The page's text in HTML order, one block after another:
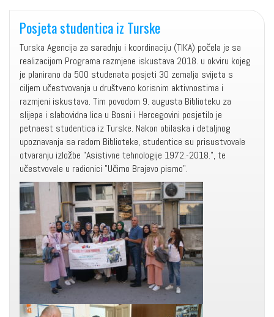
Posjeta studentica iz Turske
Turska Agencija za saradnju i koordinaciju (TIKA) počela je sa
realizacijom Programa razmjene iskustava 2018. u okviru kojeg
je planirano da 500 studenata posjeti 30 zemalja svijeta s
ciljem učestvovanja u društveno korisnim aktivnostima i
razmjeni iskustava. Tim povodom 9. augusta Biblioteku za
slijepa i slabovidna lica u Bosni i Hercegovini posjetilo je
petnaest studentica iz Turske. Nakon obilaska i detaljnog
upoznavanja sa radom Biblioteke, studentice su prisustvovale
otvaranju izložbe "Asistivne tehnologije 1972.-2018.", te
učestvovale u radionici "Učimo Brajevo pismo".